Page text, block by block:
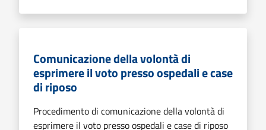
Comunicazione della volontà di
esprimere il voto presso ospedali e case
di riposo
Procedimento di comunicazione della volontà di
esprimere il voto presso ospedali e case di riposo